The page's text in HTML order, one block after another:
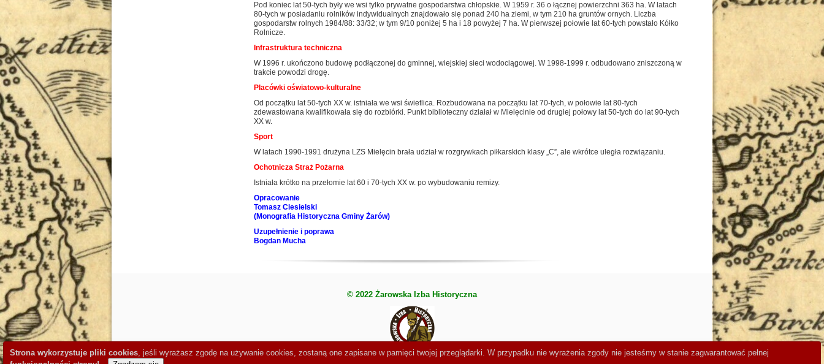
Strona wykorzystuje pliki cookies, jeśli wyrażasz zgodę na używanie cookies, zostaną one zapisane w pamięci twojej przeglądarki. W przypadku nie wyrażenia zgody nie jesteśmy w stanie zagwarantować pełnej
Pod koniec lat 50-tych były we wsi tylko prywatne gospodarstwa chłopskie. W 1959 r. 36 o łącznej powierzchni 363 ha. W latach
80-tych w posiadaniu rolników indywidualnych znajdowało się ponad 240 ha ziemi, w tym 210 ha gruntów ornych. Liczba
gospodarstw rolnych 1984/88: 33/32; w tym 9/10 poniżej 5 ha i 18 powyżej 7 ha. W pierwszej połowie lat 60-tych powstało Kółko
Rolnicze.
Infrastruktura techniczna
W 1996 r. ukończono budowę podłączonej do gminnej, wiejskiej sieci wodociągowej. W 1998-1999 r. odbudowano zniszczoną w
trakcie powodzi drogę.
Placówki oświatowo-kulturalne
Od początku lat 50-tych XX w. istniała we wsi świetlica. Rozbudowana na początku lat 70-tych, w połowie lat 80-tych
zdewastowana kwalifikowała się do rozbiórki. Punkt biblioteczny działał w Mielęcinie od drugiej połowy lat 50-tych do lat 90-tych
XX w.
Sport
W latach 1990-1991 drużyna LZS Mielęcin brała udział w rozgrywkach piłkarskich klasy „C”, ale wkrótce uległa rozwiązaniu.
Ochotnicza Straż Pożarna
Istniała krótko na przełomie lat 60 i 70-tych XX w. po wybudowaniu remizy.
Opracowanie
Tomasz Ciesielski
(Monografia Historyczna Gminy Żarów)
Uzupełnienie i poprawa
Bogdan Mucha
© 2022 Żarowska Izba Historyczna
Saturday the 8th. By